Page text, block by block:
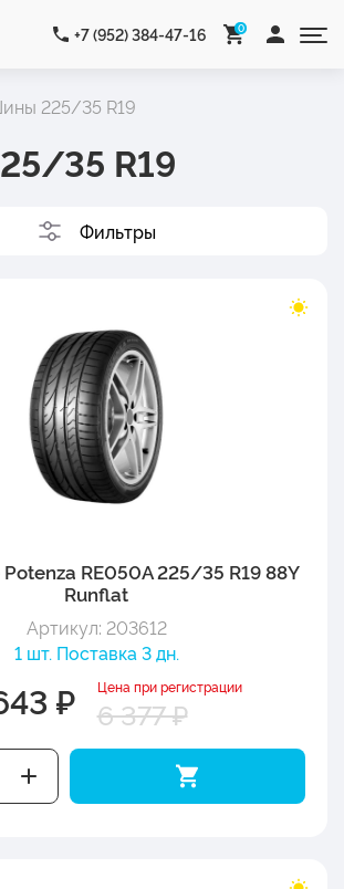
+7 (952) 384-47-16 0
225/35 R19
35 R19
Фильтры
RE050A 225/35 R19 88Y
Runflat
Артикул: 203612
1 шт. Поставка 3 дн.
₽ Цена при регистрации
6 377 ₽